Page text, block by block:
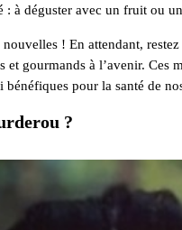
: à déguster avec un fruit ou
! En attendant,
et gourmands à l’avenir. Ces
bénéfiques pour la santé de
?